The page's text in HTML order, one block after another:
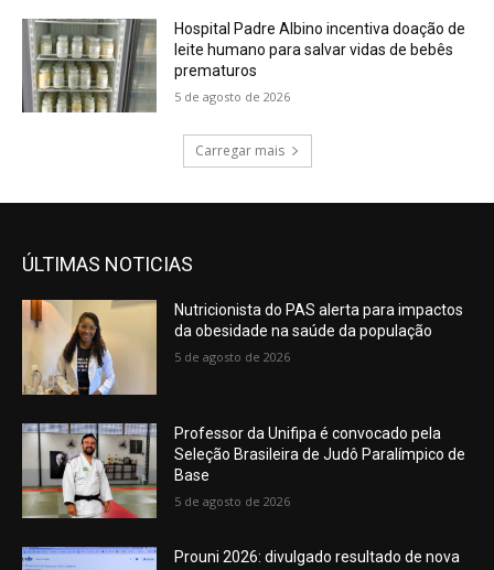
Hospital Padre Albino incentiva doação de
leite humano para salvar vidas de bebês
prematuros
5 de agosto de 2026
Carregar mais
ÚLTIMAS NOTICIAS
Nutricionista do PAS alerta para impactos
da obesidade na saúde da população
5 de agosto de 2026
Professor da Unifipa é convocado pela
Seleção Brasileira de Judô Paralímpico de
Base
5 de agosto de 2026
Prouni 2026: divulgado resultado de nova